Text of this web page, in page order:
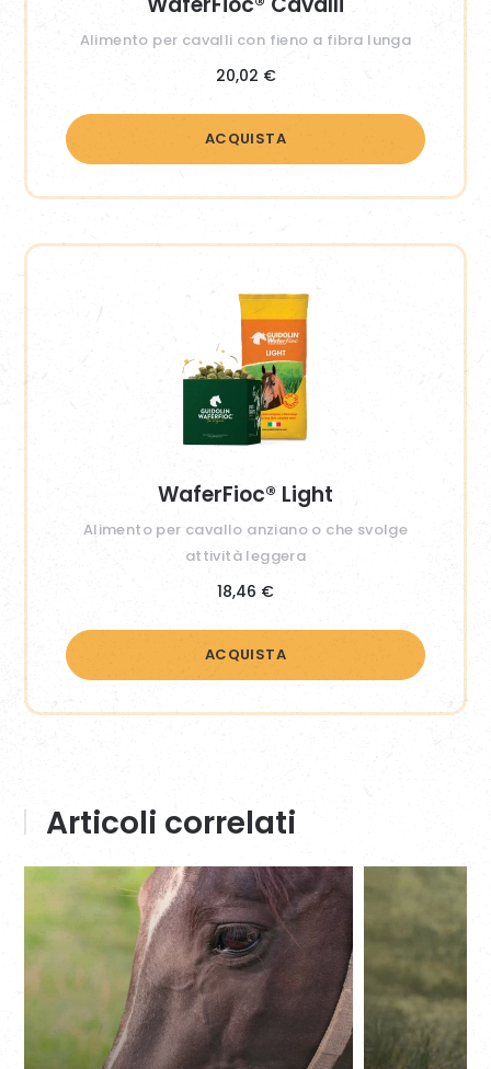
Alimento per cavalli con fieno a fibra lunga
20,02 €
ACQUISTA
WaferFioc® Light
Alimento per cavallo anziano o che svolge
attività leggera
18,46 €
ACQUISTA
Articoli correlati